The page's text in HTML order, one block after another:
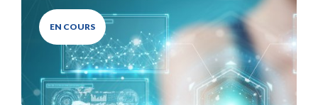
EN COURS